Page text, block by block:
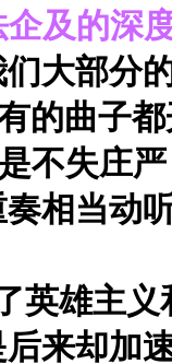
企及的深
大部分
的曲子
不失庄
相当动
英雄主
来却加